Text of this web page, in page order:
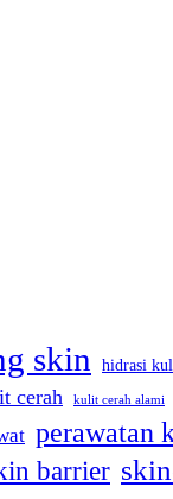
skin hidrasi
cerah kulit cerah alami
perawatan
barrier